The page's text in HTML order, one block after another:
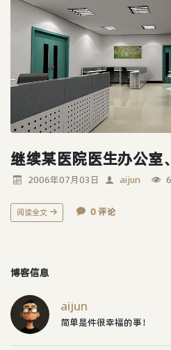
继续某医院医生办公室
2006年07月03日 aijun
阅读全文 0 评论
博客信息
aijun
简单是件很幸福的事！